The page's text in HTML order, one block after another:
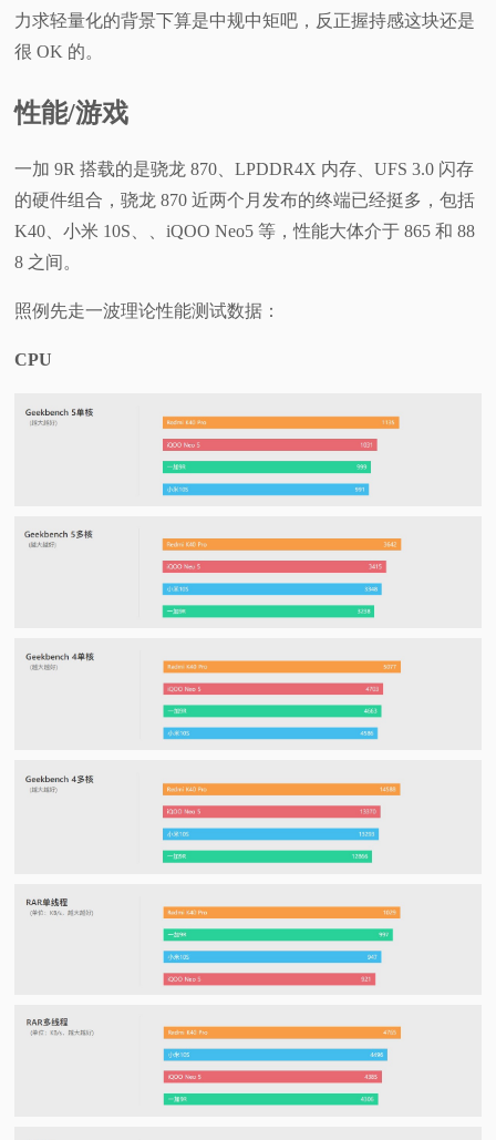
力求轻量化的背景下算是中规中矩吧，反正握持感这块还是
很 OK 的。
性能/游戏
一加 9R 搭载的是骁龙 870、LPDDR4X 内存、UFS 3.0 闪存
的硬件组合，骁龙 870 近两个月发布的终端已经挺多，包括
K40、小米 10S、、iQOO Neo5 等，性能大体介于 865 和 88
8 之间。
照例先走一波理论性能测试数据：
CPU